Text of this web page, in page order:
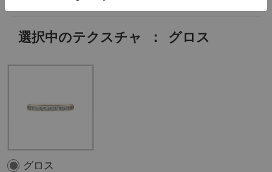
選択中のテクスチャ ： グロス
グロス